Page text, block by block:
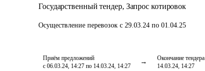
Государственный тендер, Запрос котировок
Осуществление перевозок с 29.03.24 по 01.04.25
Приём предложений
с 06.03.24, 14:27 по 14.03.24, 14:27
Окончание тендера
14.03.24, 14:27